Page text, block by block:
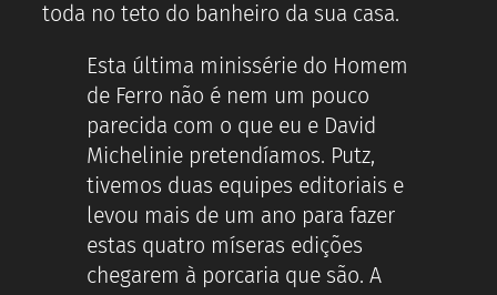
toda no teto do banheiro da sua casa.
Esta última minissérie do Homem
de Ferro não é nem um pouco
parecida com o que eu e David
Michelinie pretendíamos. Putz,
tivemos duas equipes editoriais e
levou mais de um ano para fazer
estas quatro míseras edições
chegarem à porcaria que são. A